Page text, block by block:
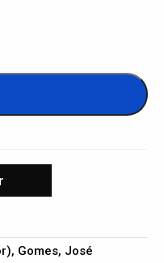
Gomes, José